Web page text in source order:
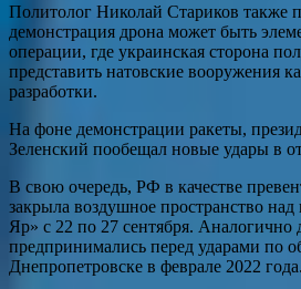
Политолог Николай Стариков также
демонстрация дрона может быть
операции, где украинская сторона
представить натовские вооружения
разработки.
На фоне демонстрации ракеты,
Зеленский пообещал новые удары в
В свою очередь, РФ в качестве
закрыла воздушное пространство
Яр» с 22 по 27 сентября. Аналогично
предпринимались перед ударами по
Днепропетровске в феврале 2022 года.